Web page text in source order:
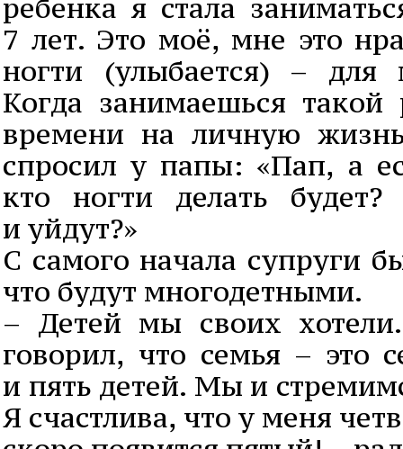
ребенка я стала
7 лет. Это моё, мне это
ногти (улыбается) – для
Когда занимаешься такой
времени на личную
спросил у папы: «Пап, а
кто ногти делать
и уйдут?»
С самого начала супруги
что будут многодетными.
– Детей мы своих
говорил, что семья – это
и пять детей. Мы и
Я счастлива, что у меня